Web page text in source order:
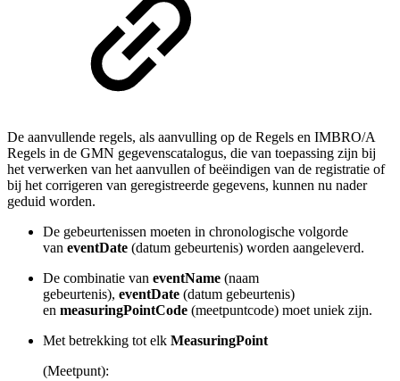
De aanvullende regels, als aanvulling op de Regels en IMBRO/A
Regels in de GMN gegevenscatalogus, die van toepassing zijn bij
het verwerken van het aanvullen of beëindigen van de registratie of
bij het corrigeren van geregistreerde gegevens, kunnen nu nader
geduid worden.
De gebeurtenissen moeten in chronologische volgorde
van eventDate (datum gebeurtenis) worden aangeleverd.
De combinatie van eventName (naam
gebeurtenis), eventDate (datum gebeurtenis)
en measuringPointCode (meetpuntcode) moet uniek zijn.
Met betrekking tot elk MeasuringPoint
(Meetpunt):